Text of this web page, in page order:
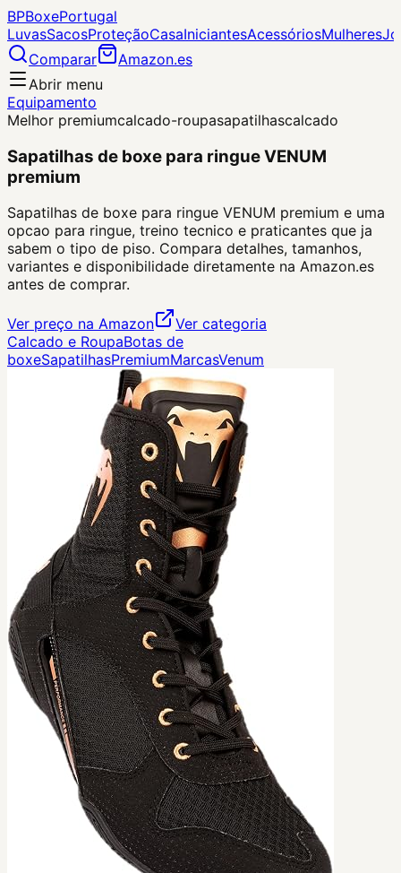
BPBoxePortugal
LuvasSacosProteçãoCasaIniciantesAcessóriosMulheres
Comparar
Amazon.es
Abrir menu
Equipamento
Melhor premiumcalcado-roupasapatilhascalcado
Sapatilhas de boxe para ringue VENUM
premium
Sapatilhas de boxe para ringue VENUM premium e uma
opcao para ringue, treino tecnico e praticantes que ja
sabem o tipo de piso. Compara detalhes, tamanhos,
variantes e disponibilidade diretamente na Amazon.es
antes de comprar.
Ver preço na Amazon
Ver categoria
Calcado e RoupaBotas de
boxeSapatilhasPremiumMarcasVenum